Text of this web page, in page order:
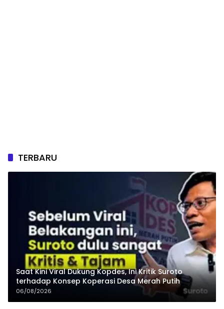
TERBARU
Saat Kini Viral Dukung Kopdes, Ini Kritik Suroto
terhadap Konsep Koperasi Desa Merah Putih
06/08/2026